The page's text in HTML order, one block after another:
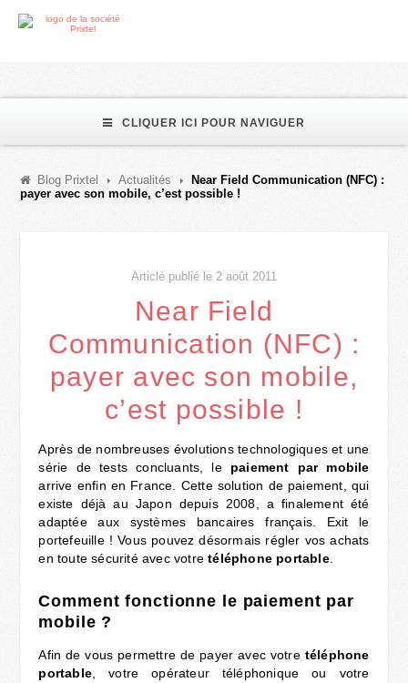
CLIQUER ICI POUR NAVIGUER
Blog Prixtel Actualités
Near Field Communication (NFC) :
payer avec son mobile, c’est possible !
Articlé publié le 2 août 2011
Near Field
Communication (NFC) :
payer avec son mobile,
c’est possible !
Après de nombreuses évolutions technologiques et une
série de tests concluants, le paiement par
mobile
arrive enfin en France. Cette solution de paiement, qui
existe déjà au Japon depuis 2008, a finalement été
adaptée aux systèmes bancaires français. Exit le
portefeuille ! Vous pouvez désormais régler vos achats
en toute sécurité avec votretéléphone portable.
Comment fonctionne le paiement par
mobile ?
Afin de vous permettre de payer avec votre téléphone
portable , votre opérateur téléphonique ou votre